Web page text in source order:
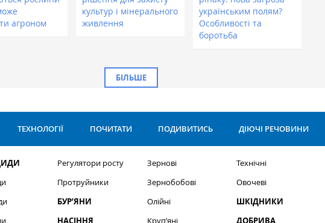
агроном
культур і мінерального
живлення
українським полям?
Особливості та
боротьба
БІЛЬШЕ
ТЕХНОЛОГІЇ ПОЧИТАТИ ПОДИВИТИСЬ ДІЮЧІ РЕЧОВИНИ
Регулятори росту
Протруйники
БУР’ЯНИ
НАСІННЯ
Зернові
Зернобобові
Олійні
Круп’яні
Технічні
Овочеві
ШКІДНИКИ
ДОБРИВА